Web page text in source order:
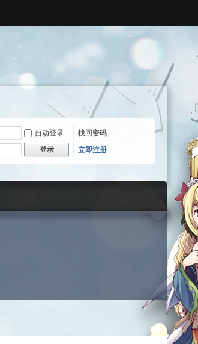
自动登录
找回密码
登录 立即注册